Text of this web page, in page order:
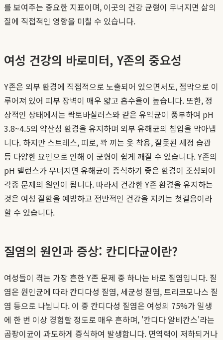
를 보여주는 중요한 지표이며, 이곳의 건강 균형이 무너지면 삶의
질에 직접적인 영향을 미칠 수 있습니다.
여성 건강의 바로미터, Y존의 중요성
Y존은 외부 환경에 직접적으로 노출되어 있으면서도, 점막으로 이
루어져 있어 피부 장벽이 매우 얇고 흡수율이 높습니다. 또한, 정
상적인 상태에서는 락토바실러스와 같은 유익균이 풍부하여 pH
3.8~4.5의 약산성 환경을 유지하며 외부 유해균의 침입을 막아냅
니다. 하지만 스트레스, 피로, 꽉 끼는 옷 착용, 잘못된 세정 습관
등 다양한 요인으로 인해 이 균형이 쉽게 깨질 수 있습니다. Y존의
pH 밸런스가 무너지면 유해균이 증식하기 좋은 환경이 조성되어
각종 문제의 원인이 됩니다. 따라서 건강한 Y존 환경을 유지하는
것은 여성 질환을 예방하고 전반적인 건강을 지키는 첫걸음이라
할 수 있습니다.
질염의 원인과 증상: 칸디다균이란?
여성들이 겪는 가장 흔한 Y존 문제 중 하나는 바로 질염입니다. 질
염은 원인균에 따라 칸디다성 질염, 세균성 질염, 트리코모나스 질
염 등으로 나뉩니다. 이 중 칸디다성 질염은 여성의 75%가 일생
에 한 번 이상 경험할 정도로 매우 흔하며, '칸디다 알비칸스'라는
곰팡이균이 과도하게 증식하여 발생합니다. 면역력이 저하되거나